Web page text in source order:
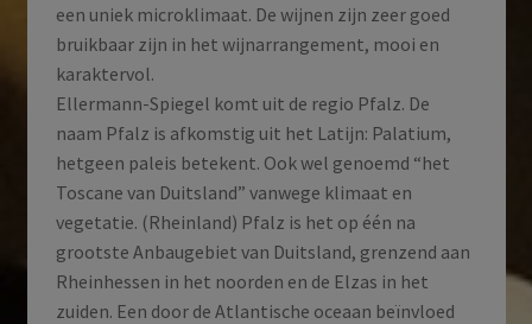
een uniek microklimaat. De wijnen zijn zeer goed
bruikbaar zijn in het wijnarrangement, mooi en
karaktervol.
Ellermann-Spiegel komt uit de regio Pfalz. De
naam Pfalz is afkomstig uit het Latijn: Palatium,
hetgeen paleis betekent. Ook wel genoemd “het
Toscane van Duitsland” vanwege klimaat en
vegetatie. (Rheinland) Pfalz is het op één na
grootste Anbaugebiet van Duitsland, grenzend aan
Rheinhessen in het noorden en de Elzas in het
zuiden. Een door de Atlantische oceaan beïnvloed